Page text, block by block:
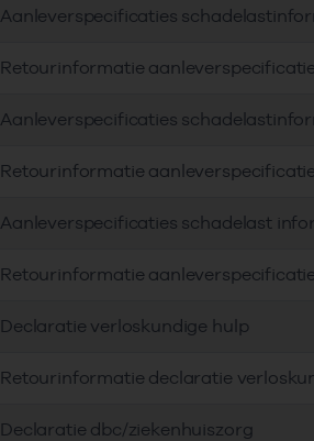
Aanleverspecificaties
Retourinformatie
Aanleverspecificaties
Retourinformatie
Aanleverspecificaties schadelast
Retourinformatie
Declaratie verloskundige hulp
Retourinformatie declaratie
Declaratie dbc/ziekenhuiszorg